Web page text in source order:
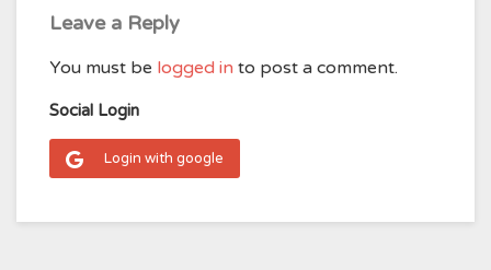
Leave a Reply
You must be logged in to post a comment.
Social Login
Login with google